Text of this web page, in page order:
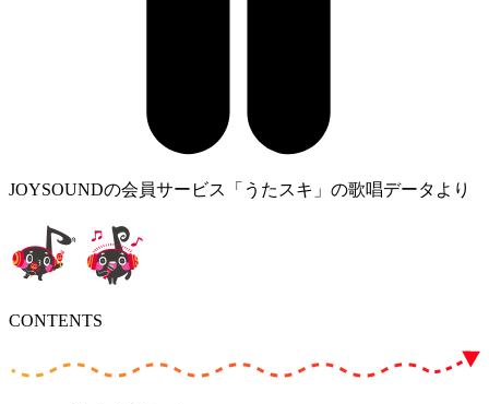
JOYSOUNDの会員サービス「うたスキ」の歌唱データより
CONTENTS